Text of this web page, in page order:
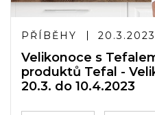
PŘÍBĚHY 20.3.2023
Velikonoce s
produktů Tefal -
20.3. do 10.4.2023